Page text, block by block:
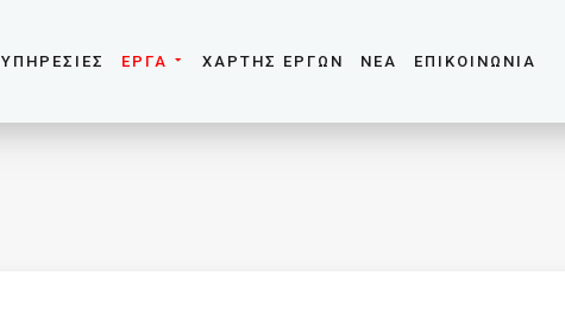
ΥΠΗΡΕΣΙΕΣ ΕΡΓΑ ΧΑΡΤΗΣ ΕΡΓΩΝ ΝΕΑ ΕΠΙΚΟΙΝΩΝΙΑ